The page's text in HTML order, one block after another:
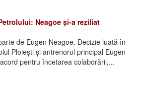
Neagoe și-a reziliat
de Eugen Neagoe. Decizie luată în
Ploiești și antrenorul principal Eugen
pentru încetarea colaborării,...